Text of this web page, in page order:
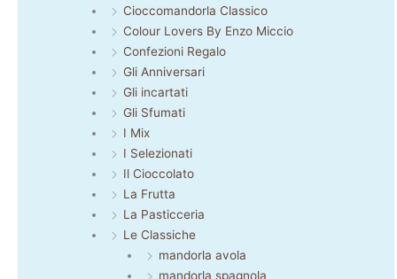
Cioccomandorla Classico
Colour Lovers By Enzo Miccio
Confezioni Regalo
Gli Anniversari
Gli incartati
Gli Sfumati
I Mix
I Selezionati
Il Cioccolato
La Frutta
La Pasticceria
Le Classiche
mandorla avola
mandorla spagnola